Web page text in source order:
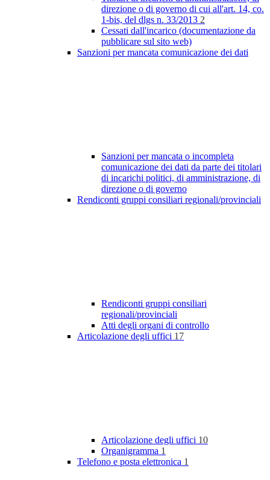
direzione o di governo di cui all'art. 14, co.
1-bis, del dlgs n. 33/2013 2
Cessati dall'incarico (documentazione da
pubblicare sul sito web)
Sanzioni per mancata comunicazione dei dati
Sanzioni per mancata o incompleta
comunicazione dei dati da parte dei titolari
di incarichi politici, di amministrazione, di
direzione o di governo
Rendiconti gruppi consiliari regionali/provinciali
Rendiconti gruppi consiliari
regionali/provinciali
Atti degli organi di controllo
Articolazione degli uffici 17
Articolazione degli uffici 10
Organigramma 1
Telefono e posta elettronica 1